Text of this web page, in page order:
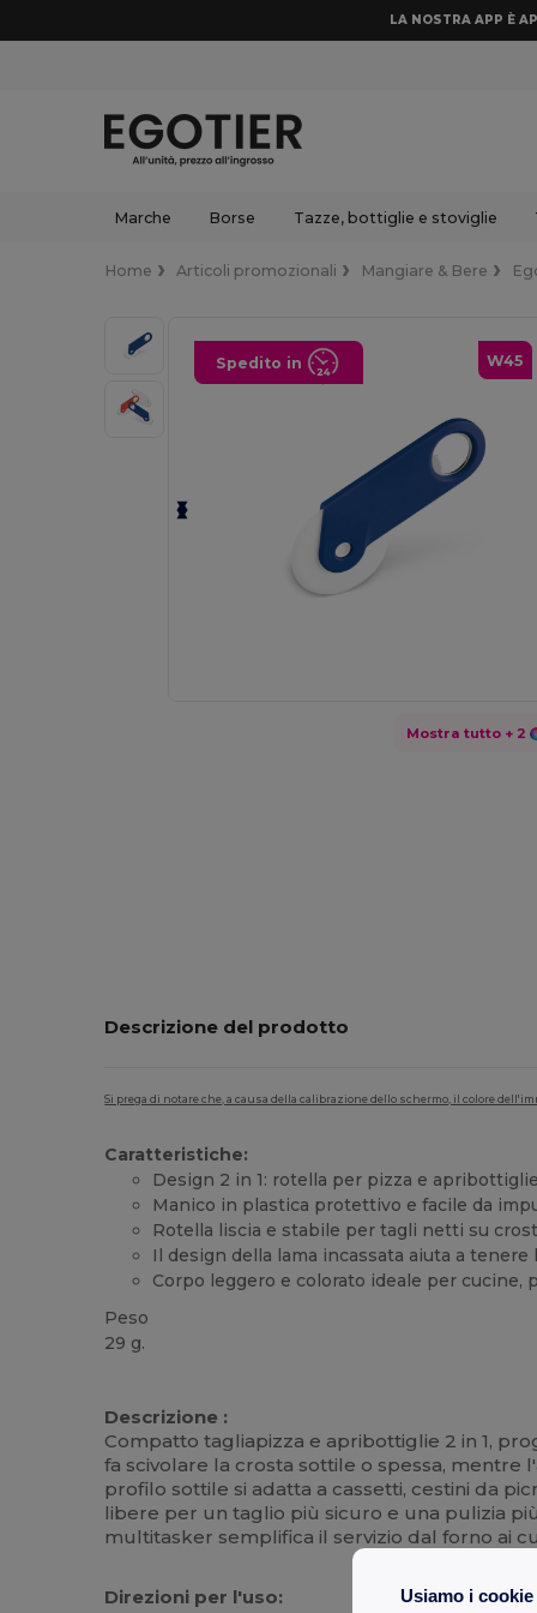
LA NOSTRA APP È
Marche Borse Tazze, bottiglie e stoviglie
Home Articoli promozionali Mangiare & Bere
W45
Spedito in
Mostra tutto + 2
Descrizione del prodotto
Si prega di notare che, a causa della calibrazione dello schermo, il colore
Caratteristiche:
Design 2 in 1: rotella per pizza e
Manico in plastica protettivo e facile da
Rotella liscia e stabile per tagli netti su
Il design della lama incassata aiuta a
Corpo leggero e colorato ideale per cucine,
Peso
29 g.
Descrizione :
Compatto tagliapizza e apribottiglie 2 in 1,
fa scivolare la crosta sottile o spessa,
profilo sottile si adatta a cassetti, cestini da
libere per un taglio più sicuro e una pulizia
multitasker semplifica il servizio dal forno ai
Direzioni per l'uso:
Usiamo i cookie